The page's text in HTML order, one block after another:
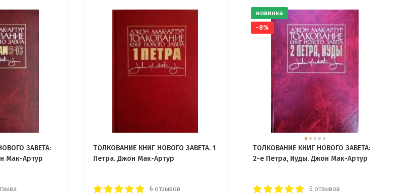
ЗАВЕТА:
Мак-Артур
ТОЛКОВАНИЕ КНИГ НОВОГО ЗАВЕТА. 1
Петра. Джон Мак-Артур
6 отзывов
новинка
-8%
ТОЛКОВАНИЕ КНИГ НОВОГО ЗАВЕТА:
2-е Петра, Иуды. Джон Мак-Артур
5 отзывов